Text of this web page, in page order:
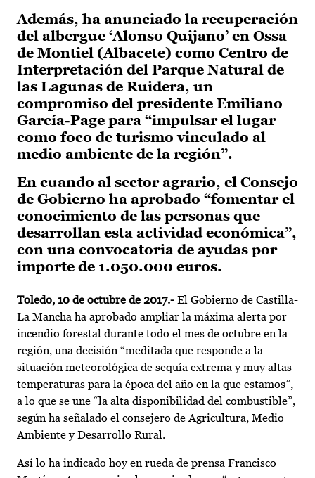
Además, ha anunciado la recuperación
del albergue ‘Alonso Quijano’ en Ossa
de Montiel (Albacete) como Centro de
Interpretación del Parque Natural de
las Lagunas de Ruidera, un
compromiso del presidente Emiliano
García-Page para “impulsar el lugar
como foco de turismo vinculado al
medio ambiente de la región”.
En cuando al sector agrario, el Consejo
de Gobierno ha aprobado “fomentar el
conocimiento de las personas que
desarrollan esta actividad económica”,
con una convocatoria de ayudas por
importe de 1.050.000 euros.
Toledo, 10 de octubre de 2017.- El Gobierno de Castilla-
La Mancha ha aprobado ampliar la máxima alerta por
incendio forestal durante todo el mes de octubre en la
región, una decisión “meditada que responde a la
situación meteorológica de sequía extrema y muy altas
temperaturas para la época del año en la que estamos”,
a lo que se une “la alta disponibilidad del combustible”,
según ha señalado el consejero de Agricultura, Medio
Ambiente y Desarrollo Rural.
Así lo ha indicado hoy en rueda de prensa Francisco